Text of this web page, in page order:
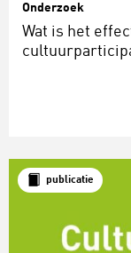
Onderzoek
Wat is het
publicatie